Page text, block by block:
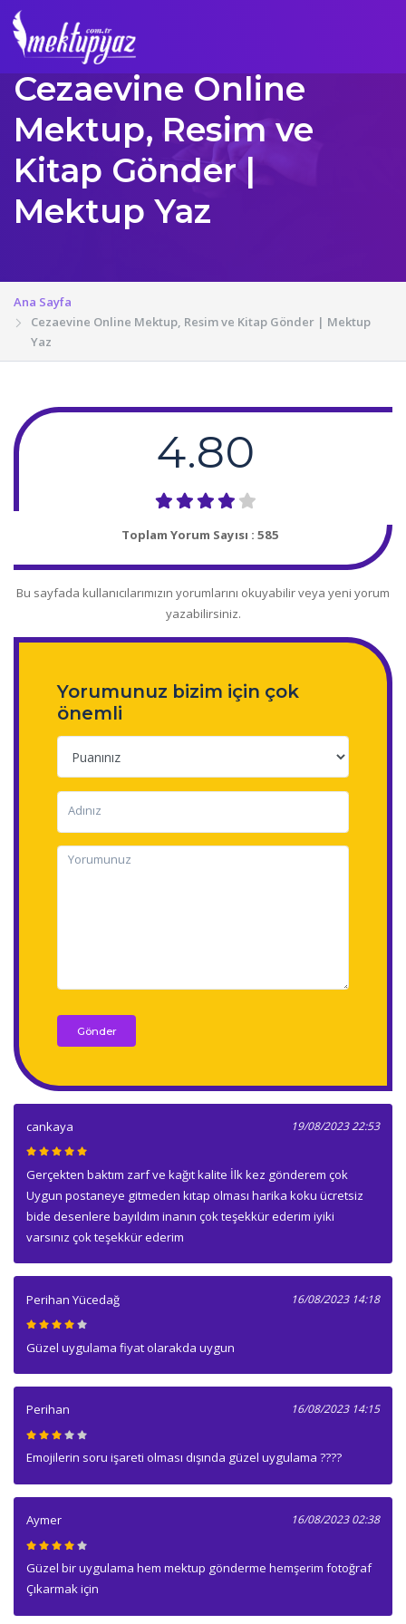
Cezaevine Online
Mektup, Resim ve
Kitap Gönder |
Mektup Yaz
Ana Sayfa
Cezaevine Online Mektup, Resim ve Kitap Gönder | Mektup
Yaz
4.80
Toplam Yorum Sayısı : 585
Bu sayfada kullanıcılarımızın yorumlarını okuyabilir veya yeni yorum
yazabilirsiniz.
Yorumunuz bizim için çok
önemli
Gönder
cankaya 19/08/2023 22:53
Gerçekten baktım zarf ve kağıt kalite İlk kez gönderem çok
Uygun postaneye gitmeden kıtap olması harika koku ücretsiz
bide desenlere bayıldım inanın çok teşekkür ederim iyiki
varsınız çok teşekkür ederim
Perihan Yücedağ 16/08/2023 14:18
Güzel uygulama fiyat olarakda uygun
Perihan 16/08/2023 14:15
Emojilerin soru işareti olması dışında güzel uygulama ????
Aymer 16/08/2023 02:38
Güzel bir uygulama hem mektup gönderme hemşerim fotoğraf
Çıkarmak için